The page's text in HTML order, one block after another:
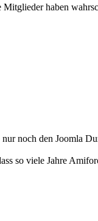
haben
noch den Joomla
so viele Jahre